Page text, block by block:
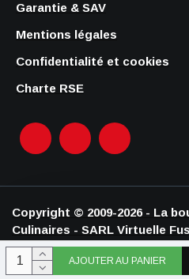
AJOUTER AU PANIER
Garantie & SAV
Mentions légales
Confidentialité et cookies
Charte RSE
Copyright © 2009-2026 - La
Culinaires - SARL Virtuelle